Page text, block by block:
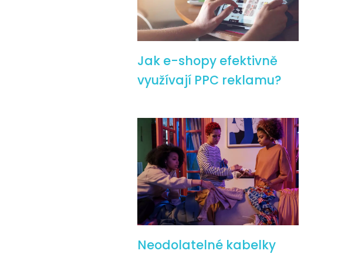
Jak e-shopy efektivně
využívají PPC reklamu?
Neodolatelné kabelky